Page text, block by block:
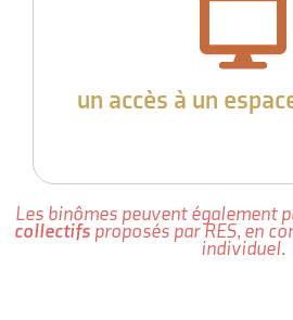
un accès à un
Les binômes peuvent également
collectifs proposés par RES, en
individuel.